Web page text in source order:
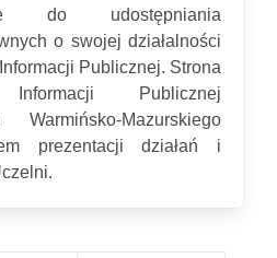
do udostępniania
o swojej działalności
Publicznej. Strona
Publicznej
Warmińsko-Mazurskiego
prezentacji działań i